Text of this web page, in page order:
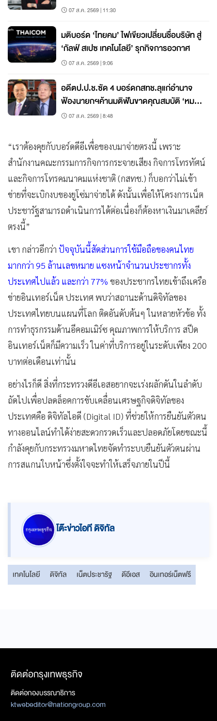
07 ส.ค. 2569 | 11:30
มติบอร์ด ‘ไทยคม’ ไฟเขียวเปลี่ยนชื่อบริษัท สู่
‘กัลฟ์ สเปซ เทคโนโลยี’ รุกกิจการอวกาศ
07 ส.ค. 2569 | 9:06
อดีตป.ป.ช.ซัด 4 บอร์ดกสทช.ลุแก่อำนาจ
ฟ้องนายกฯค้านมติฟันขาดคุณสมบัติ ‘หมอ
สรณ’
07 ส.ค. 2569 | 8:48
“เราต้องคุยกับบอร์ดดีอีเพื่อของบมาจ่ายตรงนี้ เพราะ
สำนักงานคณะกรรมการกิจการกระจายเสียง กิจการโทรทัศน์
และกิจการโทรคมนาคมแห่งชาติ (กสทช.) ก็บอกว่าไม่เข้า
ข่ายที่จะเบิกงบของยูโซ่มาจ่ายได้ ดังนั้นเพื่อให้โครงการเน็ต
ประชารัฐสามารถดำเนินการได้ต่อเนื่องก็ต้องหาเงินมาเคลียร์
ตรงนี้”
เขา กล่าวอีกว่า ปัจจุบันนี้สัดส่วนการใช้มือถือของคนไทย
มากกว่า 95 ล้านเลขหมาย แซงหน้าจำนวนประชากรทั้ง
ประเทศไปแล้ว และกว่า 77% ของประชากรไทยเข้าถึงเครือ
ข่ายอินเทอร์เน็ต ประเทศ พบว่าสถานะด้านดิจิทัลของ
ประเทศไทยบนแผนที่โลก ติดอันดับต้นๆ ในหลายหัวข้อ ทั้ง
การทำธุรกรรมด้านอีคอมเมิร์ซ คุณภาพการให้บริการ สปีด
อินเทอร์เน็ตก็มีความเร็ว ในค่าที่บริการอยู่ในระดับเพียง 200
บาทต่อเดือนเท่านั้น
อย่างไรก็ดี สิ่งที่กระทรวงดีอีเอสอยากจะเร่งผลักดันในลำดับ
ถัดไปเพื่อปลดล็อคการขับเคลื่อนเศรษฐกิจดิจิทัลของ
ประเทศคือ ดิจิทัลไอดี (Digital ID) ที่ช่วยให้การยืนยันตัวตน
ทางออนไลน์ทำได้ง่ายสะดวกรวดเร็วและปลอดภัยโดยขณะนี้
กำลังคุยกับกระทรวงมหาดไทยจัดทำระบบยืนยันตัวตนผ่าน
การสแกนใบหน้าซึ่งตั้งใจจะทำให้เสร็จภายในปีนี้
โต๊ะข่าวไอที ดิจิทัล
เทคโนโลยี ดิจิทัล เน็ตประชารัฐ ดีอีเอส อินเทอร์เน็ตฟรี
ติดต่อกรุงเทพธุรกิจ
ติดต่อกองบรรณาธิการ
ktwebeditor@nationgroup.com